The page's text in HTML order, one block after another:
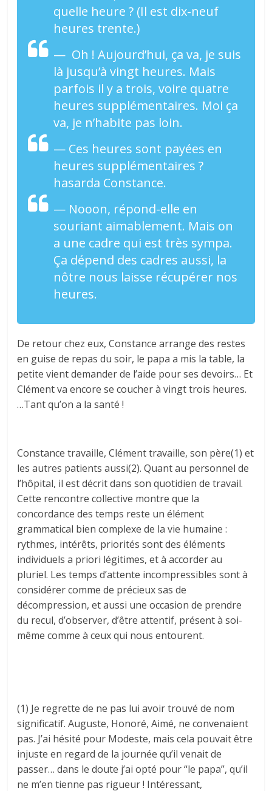
quelle heure ? (Il est dix-neuf
heures trente.)
— Oh ! Aujourd’hui, ça va, je suis
là jusqu’à vingt heures. Mais
parfois il y a trois, voire quatre
heures supplémentaires. Moi ça
va, je n’habite pas loin.
— Ces heures sont payées en
heures supplémentaires ?
hasarda Constance.
— Nooon, répond-elle en
souriant aimablement. Mais on
a une cadre qui est très sympa.
Ça dépend des cadres aussi, la
nôtre nous laisse récupérer nos
heures.
De retour chez eux, Constance arrange des restes
en guise de repas du soir, le papa a mis la table, la
petite vient demander de l’aide pour ses devoirs… Et
Clément va encore se coucher à vingt trois heures.
…Tant qu’on a la santé !
Constance travaille, Clément travaille, son père(1) et
les autres patients aussi(2). Quant au personnel de
l’hôpital, il est décrit dans son quotidien de travail.
Cette rencontre collective montre que la
concordance des temps reste un élément
grammatical bien complexe de la vie humaine :
rythmes, intérêts, priorités sont des éléments
individuels a priori légitimes, et à accorder au
pluriel. Les temps d’attente incompressibles sont à
considérer comme de précieux sas de
décompression, et aussi une occasion de prendre
du recul, d’observer, d’être attentif, présent à soi-
même comme à ceux qui nous entourent.
(1) Je regrette de ne pas lui avoir trouvé de nom
significatif. Auguste, Honoré, Aimé, ne convenaient
pas. J’ai hésité pour Modeste, mais cela pouvait être
injuste en regard de la journée qu’il venait de
passer… dans le doute j’ai opté pour “le papa”, qu’il
ne m’en tienne pas rigueur ! Intéressant,